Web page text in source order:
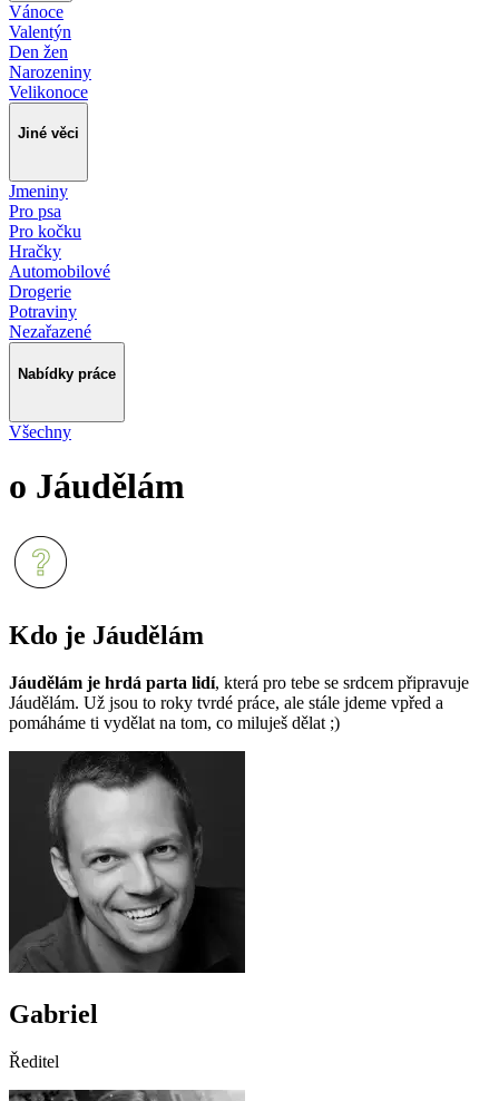
Vánoce
Valentýn
Den žen
Narozeniny
Velikonoce
Jiné věci
Jmeniny
Pro psa
Pro kočku
Hračky
Automobilové
Drogerie
Potraviny
Nezařazené
Nabídky práce
Všechny
o Jáudělám
Kdo je Jáudělám
Jáudělám je hrdá parta lidí, která pro tebe se srdcem připravuje
Jáudělám. Už jsou to roky tvrdé práce, ale stále jdeme vpřed a
pomáháme ti vydělat na tom, co miluješ dělat ;)
Gabriel
Ředitel